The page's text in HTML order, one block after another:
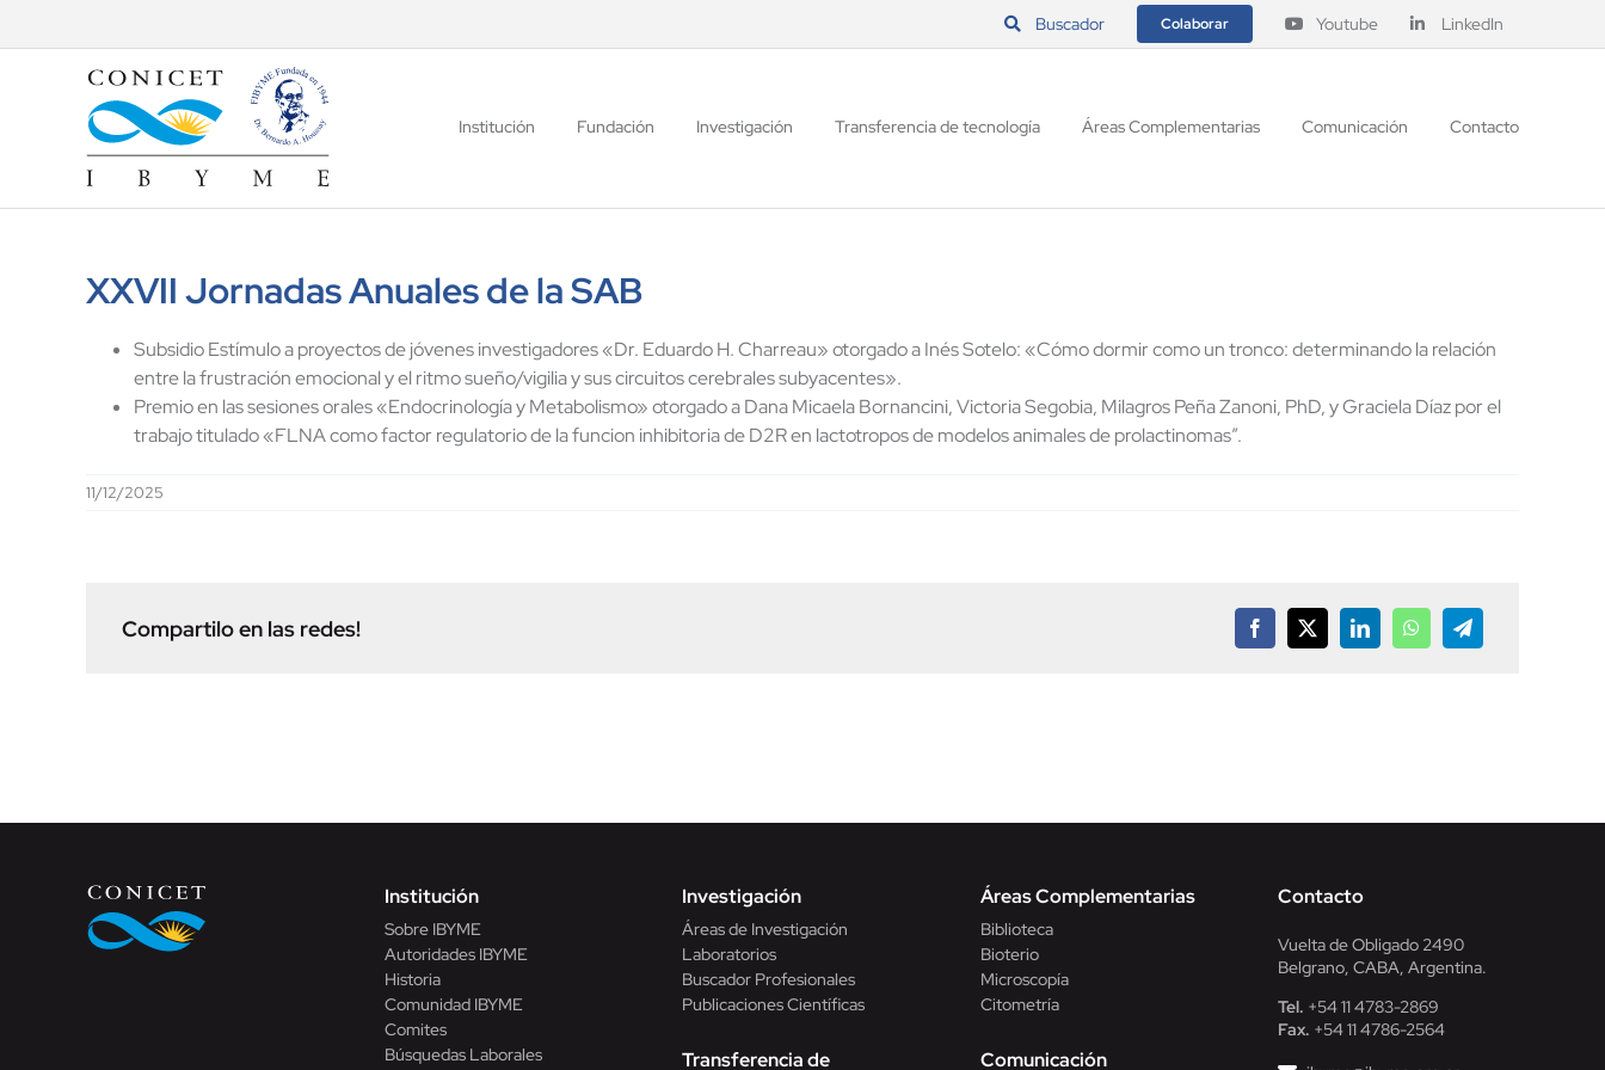
Buscador Colaborar Youtube LinkedIn
Institución Fundación Investigación Transferencia de tecnología Áreas Complementarias Comunicación Contacto
XXVII Jornadas Anuales de la SAB
Subsidio Estímulo a proyectos de jóvenes investigadores «Dr. Eduardo H. Charreau» otorgado a Inés Sotelo: «Cómo dormir como un tronco: determinando la relación
entre la frustración emocional y el ritmo sueño/vigilia y sus circuitos cerebrales subyacentes».
Premio en las sesiones orales «Endocrinología y Metabolismo» otorgado a Dana Micaela Bornancini, Victoria Segobia, Milagros Peña Zanoni, PhD, y Graciela Díaz por el
trabajo titulado «FLNA como factor regulatorio de la funcion inhibitoria de D2R en lactotropos de modelos animales de prolactinomas”.
11/12/2025
Compartilo en las redes! Facebook
X LinkedInWhatsAppTelegram
Institución
Sobre IBYME
Autoridades IBYME
Historia
Comunidad IBYME
Comites
Búsquedas Laborales
Investigación
Áreas de Investigación
Laboratorios
Buscador Profesionales
Publicaciones Científicas
Transferencia de
Áreas Complementarias
Biblioteca
Bioterio
Microscopía
Citometría
Comunicación
Contacto
Vuelta de Obligado 2490
Belgrano, CABA, Argentina.
Tel. +54 11 4783-2869
Fax. +54 11 4786-2564